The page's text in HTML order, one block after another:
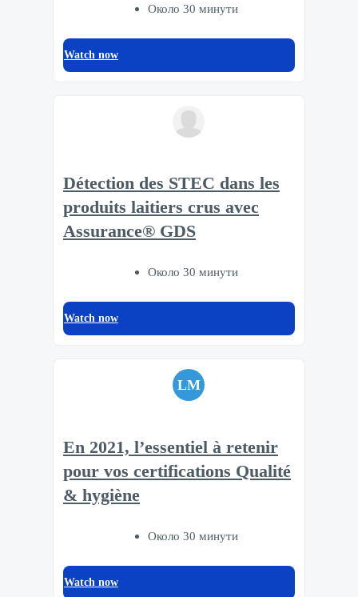
Около 30 минути
Watch now
Détection des STEC dans les
produits laitiers crus avec
Assurance® GDS
Около 30 минути
Watch now
LM
En 2021, l’essentiel à retenir
pour vos certifications Qualité
& hygiène
Около 30 минути
Watch now